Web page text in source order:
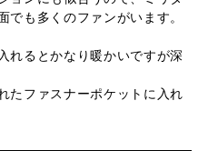
でも多くのファンがいます。
れるとかなり暖かいですが深
たファスナーポケットに入れ